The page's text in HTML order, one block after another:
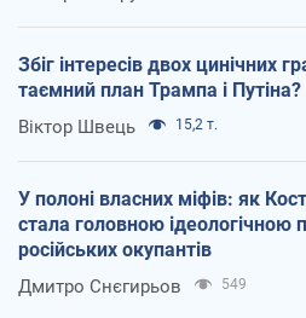
Збіг інтересів двох цинічних
таємний план Трампа і Путіна?
Віктор Швець 15,2 т.
У полоні власних міфів: як
стала головною ідеологічною
російських окупантів
Дмитро Снєгирьов 549